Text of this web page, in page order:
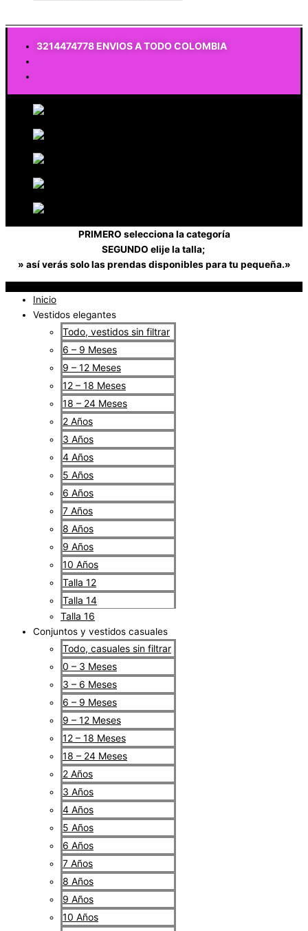
3214474778 ENVIOS A TODO COLOMBIA
PRIMERO selecciona la categoría
SEGUNDO elije la talla;
» así verás solo las prendas disponibles para tu pequeña.»
Inicio
Vestidos elegantes
Todo, vestidos sin filtrar
6 – 9 Meses
9 – 12 Meses
12 – 18 Meses
18 – 24 Meses
2 Años
3 Años
4 Años
5 Años
6 Años
7 Años
8 Años
9 Años
10 Años
Talla 12
Talla 14
Talla 16
Conjuntos y vestidos casuales
Todo, casuales sin filtrar
0 – 3 Meses
3 – 6 Meses
6 – 9 Meses
9 – 12 Meses
12 – 18 Meses
18 – 24 Meses
2 Años
3 Años
4 Años
5 Años
6 Años
7 Años
8 Años
9 Años
10 Años